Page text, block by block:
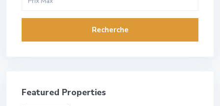
Recherche
Featured Properties